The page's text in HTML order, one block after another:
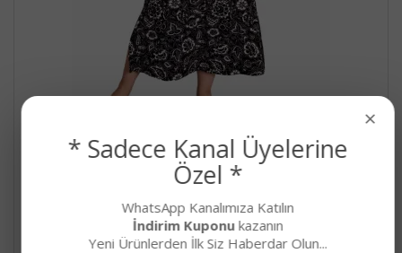
Siyah Beyaz Renk Çiçek Desenli Kısa Kol Düğmeli
Yuvarlak Yaka, Lady 7257 Battal Büyük Beden
Anne Gecelik, Anne Uzun Elbise
Lady Battal Büyük Beden Pamuk Viskon Anne Gecelik, Ekstra Uz..
659,90₺
×
* Sadece Kanal Üyelerine
Özel *
WhatsApp Kanalımıza Katılın
İndirim Kuponukazanın
Yeni Ürünlerden İlk Siz Haberdar Olun...